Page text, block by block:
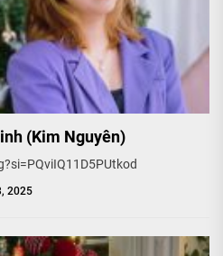
(Kim Nguyên)
2025